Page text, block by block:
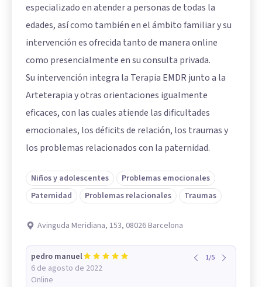
especializado en atender a personas de todas la
edades, así como también en el ámbito familiar y su
intervención es ofrecida tanto de manera online
como presencialmente en su consulta privada.
Su intervención integra la Terapia EMDR junto a la
Arteterapia y otras orientaciones igualmente
eficaces, con las cuales atiende las dificultades
emocionales, los déficits de relación, los traumas y
los problemas relacionados con la paternidad.
Niños y adolescentes
Problemas emocionales
Paternidad
Problemas relacionales Traumas
Avinguda Meridiana, 153, 08026 Barcelona
pedro manuel
6 de agosto de 2022
Online
1/5